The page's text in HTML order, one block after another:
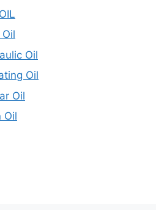
Oil
Oil
Oil
Oil